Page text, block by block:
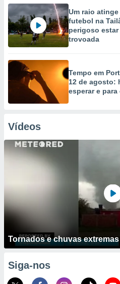
Um raio
futebol na
perigoso
trovoada
Tempo em
12 de agosto:
esperar e
Vídeos
Tornados e chuvas
Siga-nos